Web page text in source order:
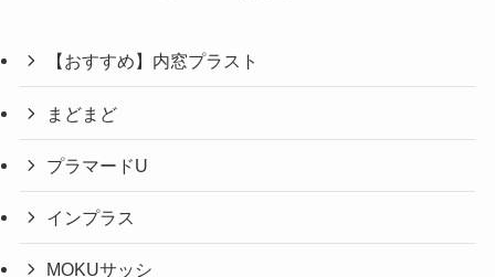
【おすすめ】内窓プラスト
まどまど
プラマードU
インプラス
MOKUサッシ